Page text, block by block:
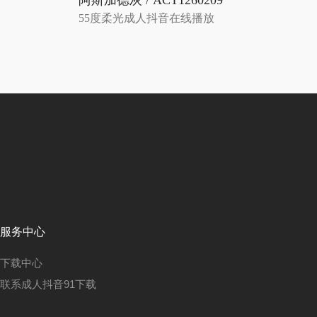
55度柔光成人抖音在线播放
服务中心
下载中心
联系成人抖音91下载